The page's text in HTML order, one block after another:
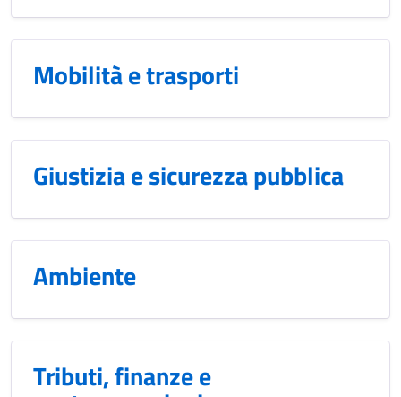
Mobilità e trasporti
Giustizia e sicurezza pubblica
Ambiente
Tributi, finanze e